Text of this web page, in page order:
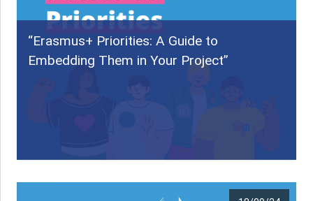
“Erasmus+ Priorities: A Guide to
Embedding Them in Your Project”